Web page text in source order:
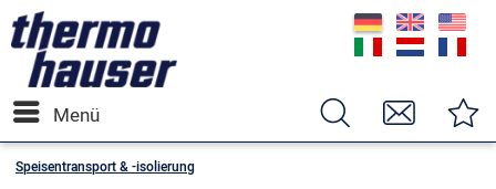
Menü
Speisentransport & -isolierung